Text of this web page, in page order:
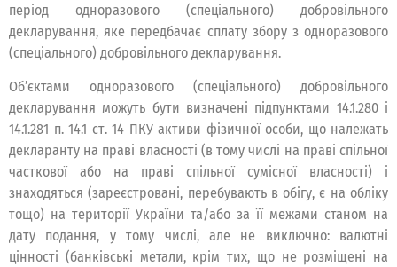
період одноразового (спеціального) добровільного
декларування, яке передбачає сплату збору з одноразового
(спеціального) добровільного декларування.
Об’єктами одноразового (спеціального) добровільного
декларування можуть бути визначені підпунктами 14.1.280 і
14.1.281 п. 14.1 ст. 14 ПКУ активи фізичної особи, що належать
декларанту на праві власності (в тому числі на праві спільної
часткової або на праві спільної сумісної власності) і
знаходяться (зареєстровані, перебувають в обігу, є на обліку
тощо) на території України та/або за її межами станом на
дату подання, у тому числі, але не виключно: валютні
цінності (банківські метали, крім тих, що не розміщені на